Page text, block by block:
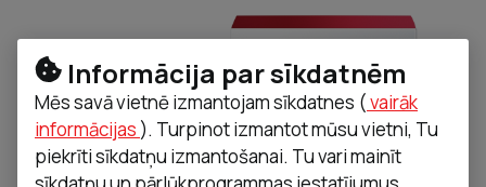
Informācija par sīkdatnēm
Mēs savā vietnē izmantojam sīkdatnes (vairāk
informācijas ). Turpinot izmantot mūsu vietni, Tu
piekrīti sīkdatņu izmantošanai. Tu vari mainīt